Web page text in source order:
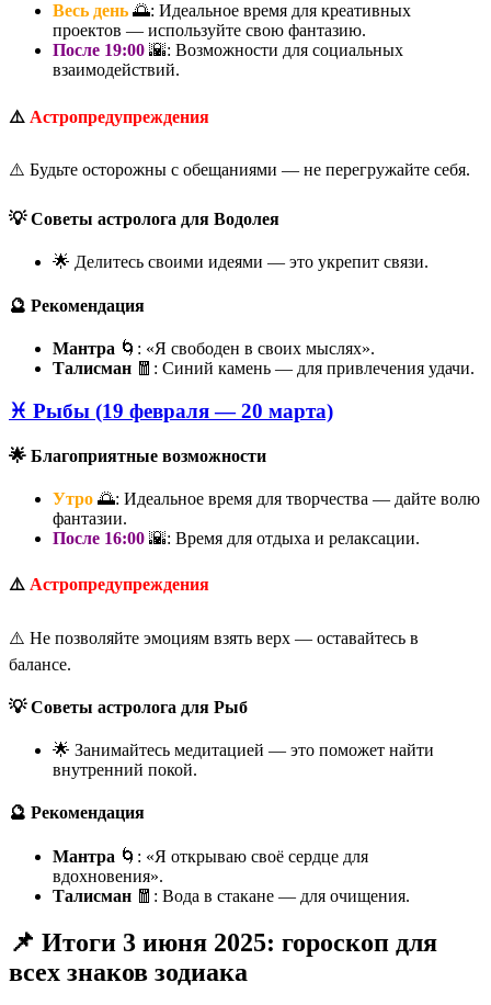
Весь день 🌅: Идеальное время для креативных
проектов — используйте свою фантазию.
После 19:00 🌇: Возможности для социальных
взаимодействий.
⚠️ Астропредупреждения
⚠️ Будьте осторожны с обещаниями — не перегружайте себя.
💡 Советы астролога для Водолея
🌟 Делитесь своими идеями — это укрепит связи.
🔮 Рекомендация
Мантра 🌀: «Я свободен в своих мыслях».
Талисман 🧧: Синий камень — для привлечения удачи.
♓ Рыбы (19 февраля — 20 марта)
🌟 Благоприятные возможности
Утро 🌅: Идеальное время для творчества — дайте волю
фантазии.
После 16:00 🌇: Время для отдыха и релаксации.
⚠️ Астропредупреждения
⚠️ Не позволяйте эмоциям взять верх — оставайтесь в
балансе.
💡 Советы астролога для Рыб
🌟 Занимайтесь медитацией — это поможет найти
внутренний покой.
🔮 Рекомендация
Мантра 🌀: «Я открываю своё сердце для
вдохновения».
Талисман 🧧: Вода в стакане — для очищения.
📌 Итоги 3 июня 2025: гороскоп для
всех знаков зодиака